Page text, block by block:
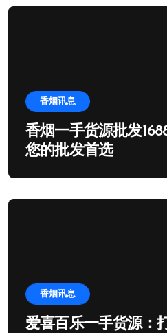
香烟讯息
香烟一手货源批发
您的批发首选
香烟讯息
爱喜百乐一手货源：